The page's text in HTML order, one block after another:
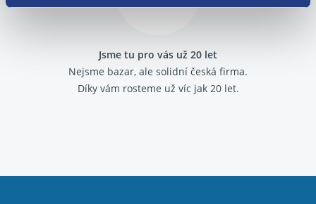
Jsme tu pro vás už 20 let
Nejsme bazar, ale solidní česká firma.
Díky vám rosteme už víc jak 20 let.